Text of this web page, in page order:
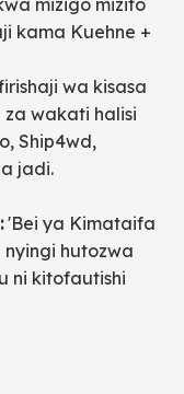
kama Kuehne +
wa kisasa
za wakati halisi
Ship4wd,
jadi.
'Bei ya Kimataifa
hutozwa
ni kitofautishi